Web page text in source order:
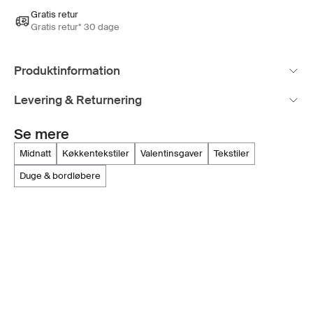
Gratis retur
Gratis retur* 30 dage
Produktinformation
Levering & Returnering
Se mere
midnatt køkkentekstiler valentinsgaver
tekstiler
duge & bordløbere